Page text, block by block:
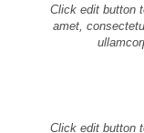
Click edit button
amet,
Click edit button